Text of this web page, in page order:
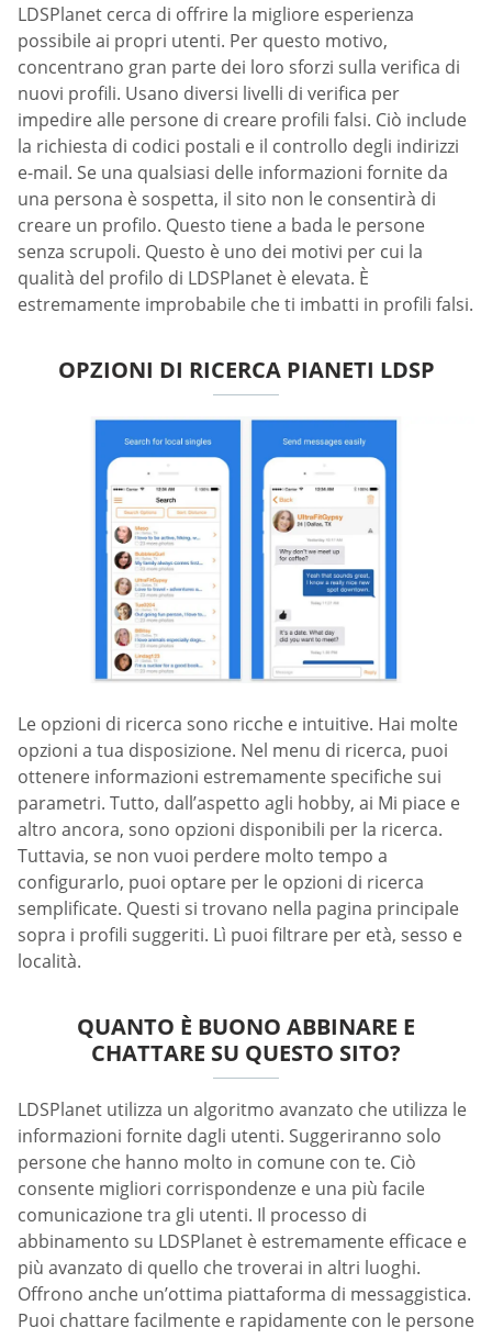
LDSPlanet cerca di offrire la migliore esperienza
possibile ai propri utenti. Per questo motivo,
concentrano gran parte dei loro sforzi sulla verifica di
nuovi profili. Usano diversi livelli di verifica per
impedire alle persone di creare profili falsi. Ciò include
la richiesta di codici postali e il controllo degli indirizzi
e-mail. Se una qualsiasi delle informazioni fornite da
una persona è sospetta, il sito non le consentirà di
creare un profilo. Questo tiene a bada le persone
senza scrupoli. Questo è uno dei motivi per cui la
qualità del profilo di LDSPlanet è elevata. È
estremamente improbabile che ti imbatti in profili falsi.
OPZIONI DI RICERCA PIANETI LDSP
Le opzioni di ricerca sono ricche e intuitive. Hai molte
opzioni a tua disposizione. Nel menu di ricerca, puoi
ottenere informazioni estremamente specifiche sui
parametri. Tutto, dall’aspetto agli hobby, ai Mi piace e
altro ancora, sono opzioni disponibili per la ricerca.
Tuttavia, se non vuoi perdere molto tempo a
configurarlo, puoi optare per le opzioni di ricerca
semplificate. Questi si trovano nella pagina principale
sopra i profili suggeriti. Lì puoi filtrare per età, sesso e
località.
QUANTO È BUONO ABBINARE E
CHATTARE SU QUESTO SITO?
LDSPlanet utilizza un algoritmo avanzato che utilizza le
informazioni fornite dagli utenti. Suggeriranno solo
persone che hanno molto in comune con te. Ciò
consente migliori corrispondenze e una più facile
comunicazione tra gli utenti. Il processo di
abbinamento su LDSPlanet è estremamente efficace e
più avanzato di quello che troverai in altri luoghi.
Offrono anche un’ottima piattaforma di messaggistica.
Puoi chattare facilmente e rapidamente con le persone